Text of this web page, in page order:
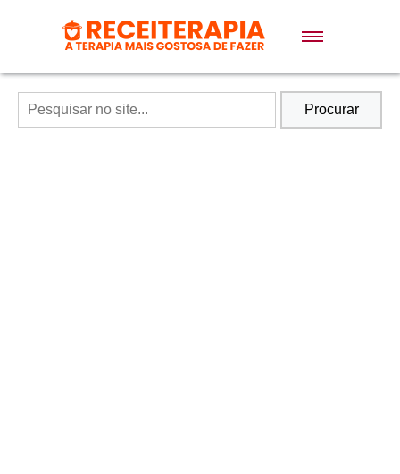
Doces e Sobremesas
Air Fryer
Procurar